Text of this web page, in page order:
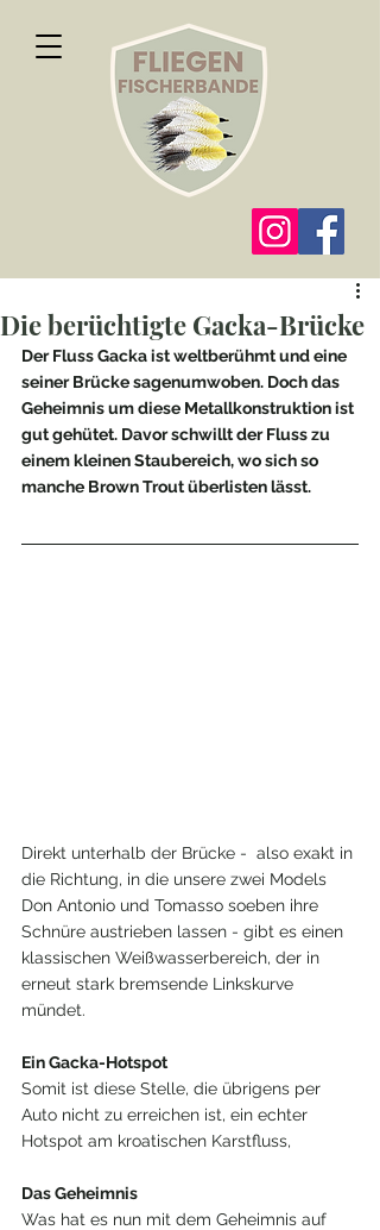
Die berüchtigte Gacka-Brücke
Der Fluss Gacka ist weltberühmt und eine
seiner Brücke sagenumwoben. Doch das
Geheimnis um diese Metallkonstruktion ist
gut gehütet. Davor schwillt der Fluss zu
einem kleinen Staubereich, wo sich so
manche Brown Trout überlisten lässt.
Direkt unterhalb der Brücke -  also exakt in
die Richtung, in die unsere zwei Models
Don Antonio und Tomasso soeben ihre
Schnüre austrieben lassen - gibt es einen
klassischen Weißwasserbereich, der in
erneut stark bremsende Linkskurve
mündet.
Ein Gacka-Hotspot
Somit ist diese Stelle, die übrigens per
Auto nicht zu erreichen ist, ein echter
Hotspot am kroatischen Karstfluss,
Das Geheimnis
Was hat es nun mit dem Geheimnis auf